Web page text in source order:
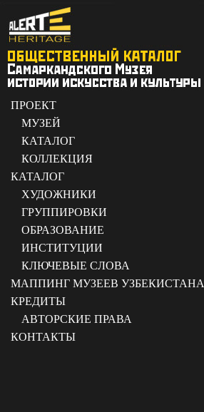
ПРОЕКТ
МУЗЕЙ
КАТАЛОГ
КОЛЛЕКЦИЯ
КАТАЛОГ
ХУДОЖНИКИ
ГРУППИРОВКИ
ОБРАЗОВАНИЕ
ИНСТИТУЦИИ
КЛЮЧЕВЫЕ СЛОВА
МАППИНГ МУЗЕЕВ УЗБЕКИСТАНА
КРЕДИТЫ
АВТОРСКИЕ ПРАВА
КОНТАКТЫ